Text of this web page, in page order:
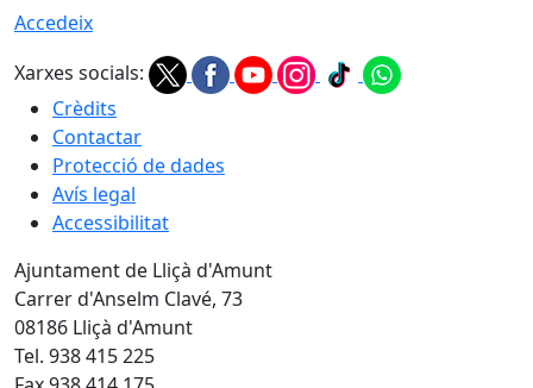
Accedeix
Xarxes socials:
Crèdits
Contactar
Protecció de dades
Avís legal
Accessibilitat
Ajuntament de Lliçà d'Amunt
Carrer d'Anselm Clavé, 73
08186 Lliçà d'Amunt
Tel. 938 415 225